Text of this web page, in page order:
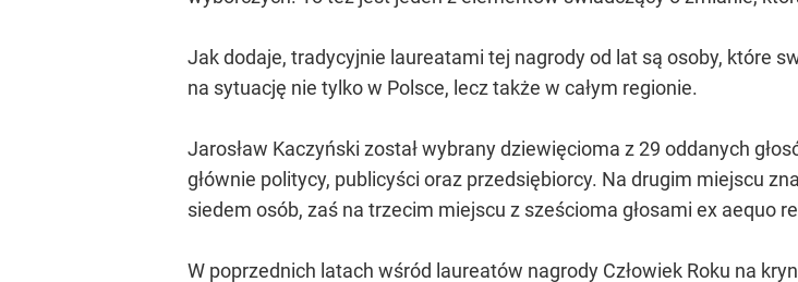
Jak dodaje, tradycyjnie laureatami tej nagrody od lat są osoby, które
na sytuację nie tylko w Polsce, lecz także w całym regionie.
Jarosław Kaczyński został wybrany dziewięcioma z 29 oddanych
głównie politycy, publicyści oraz przedsiębiorcy. Na drugim miejscu
siedem osób, zaś na trzecim miejscu z sześcioma głosami ex aequo
W poprzednich latach wśród laureatów nagrody Człowiek Roku na